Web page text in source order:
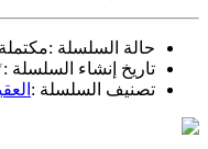
حالة السلسلة :مكتملة
تاريخ إنشاء السلسلة :
تصنيف السلسلة :